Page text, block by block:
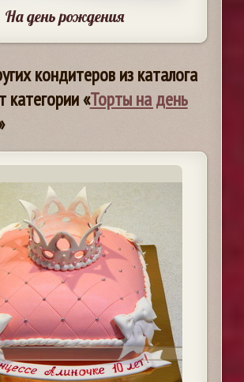
На день рождения
кондитеров из каталога
категории «Торты на день